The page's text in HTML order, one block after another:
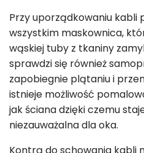
Przy uporządkowaniu
wszystkim maskownica,
wąskiej tuby z tkaniny
sprawdzi się również
zapobiegnie plątaniu i
istnieje możliwość
jak ściana dzięki czemu
niezauważalna dla oka.
Kontrą do schowania kabli